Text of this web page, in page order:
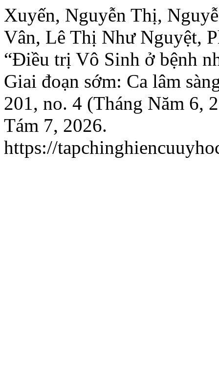
Xuyến, Nguyễn Thị,
Vân, Lê Thị Như Nguyệt,
“Điều trị Vô Sinh ở bệnh
Giai đoạn sớm: Ca lâm
201, no. 4 (Tháng Năm 6,
Tám 7, 2026.
https://